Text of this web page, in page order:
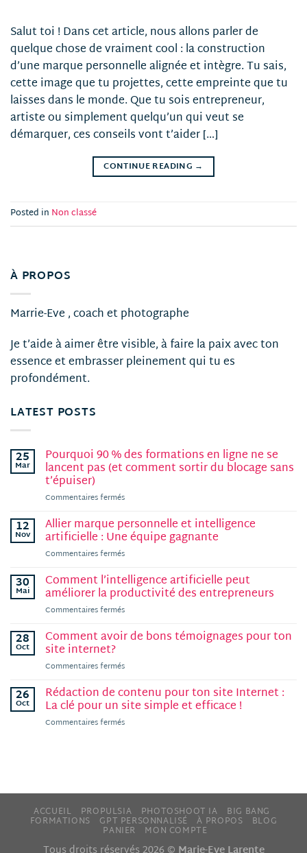
Salut toi ! Dans cet article, nous allons parler de
quelque chose de vraiment cool : la construction
d’une marque personnelle alignée et intègre. Tu sais,
cette image que tu projettes, cette empreinte que tu
laisses dans le monde. Que tu sois entrepreneur,
artiste ou simplement quelqu’un qui veut se
démarquer, ces conseils vont t’aider […]
CONTINUE READING →
Posted in Non classé
À PROPOS
Marrie-Eve , coach et photographe
Je t’aide à aimer être visible, à faire la paix avec ton
essence et embrasser pleinement qui tu es
profondément.
LATEST POSTS
25
Mar
Pourquoi 90 % des formations en ligne ne se
lancent pas (et comment sortir du blocage sans
t’épuiser)
Commentaires ferméssur
90
%
des
formations
ligne
ne
lancent
(et
du
sans
t’épuiser)
12
Nov
Allier marque personnelle et intelligence
artificielle : Une équipe gagnante
Commentaires ferméssur
marque
personnelle
et
intelligence
:
gagnante
30
Mai
Comment l’intelligence artificielle peut
améliorer la productivité des entrepreneurs
Commentaires ferméssur
l’intelligence
améliorer
productivité
des
entrepreneurs
28
Oct
Comment avoir de bons témoignages pour ton
site internet?
Commentaires ferméssur
avoir
de
bons
témoignages
26
Oct
Rédaction de contenu pour ton site Internet :
La clé pour un site simple et efficace !
Commentaires ferméssur
site
:
La
ACCUEIL PROPULSIA PHOTOSHOOT IA BIG BANG
FORMATIONS GPT PERSONNALISÉ À PROPOS BLOG
PANIER MON COMPTE